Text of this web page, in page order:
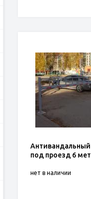
под проезд 6
нет в наличии